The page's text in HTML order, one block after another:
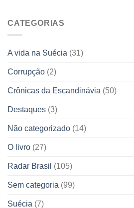
CATEGORIAS
A vida na Suécia (31)
Corrupção (2)
Crônicas da Escandinávia (50)
Destaques (3)
Não categorizado (14)
O livro (27)
Radar Brasil (105)
Sem categoria (99)
Suécia (7)